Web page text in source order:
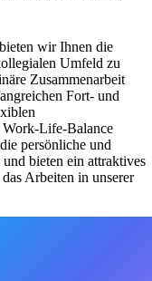
wir Ihnen die
Umfeld zu
Zusammenarbeit
Fort- und
Work-Life-Balance
persönliche und
bieten ein attraktives
Arbeiten in unserer